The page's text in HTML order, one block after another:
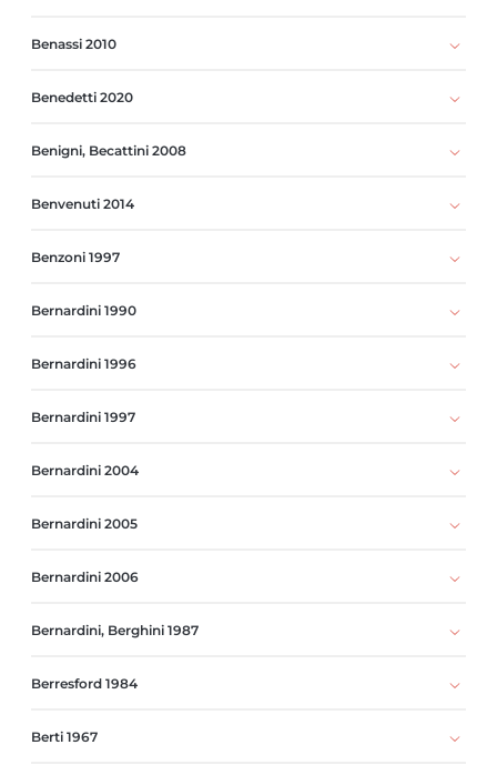
Benassi 2010
Benedetti 2020
Benigni, Becattini 2008
Benvenuti 2014
Benzoni 1997
Bernardini 1990
Bernardini 1996
Bernardini 1997
Bernardini 2004
Bernardini 2005
Bernardini 2006
Bernardini, Berghini 1987
Berresford 1984
Berti 1967